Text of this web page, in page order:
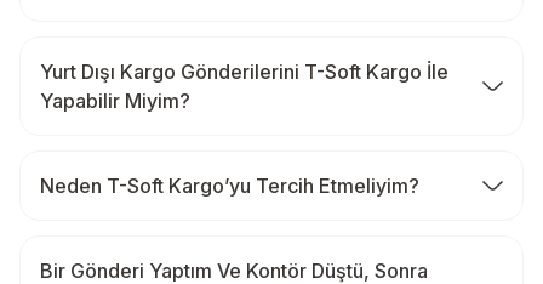
Yurt Dışı Kargo Gönderilerini T-Soft Kargo İle
Yapabilir Miyim?
Neden T-Soft Kargo’yu Tercih Etmeliyim?
Bir Gönderi Yaptım Ve Kontör Düştü, Sonra